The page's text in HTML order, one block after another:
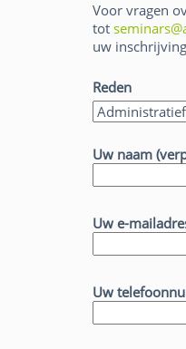
Voor vragen
tot
uw
Reden
Uw naam
Uw e-
Uw